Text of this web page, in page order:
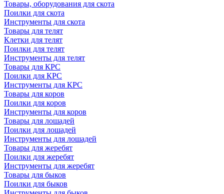
Товары, оборудования для скота
Поилки для скота
Инструменты для скота
Товары для телят
Клетки для телят
Поилки для телят
Инструменты для телят
Товары для КРС
Поилки для КРС
Инструменты для КРС
Товары для коров
Поилки для коров
Инструменты для коров
Товары для лошадей
Поилки для лошадей
Инструменты для лошадей
Товары для жеребят
Поилки для жеребят
Инструменты для жеребят
Товары для быков
Поилки для быков